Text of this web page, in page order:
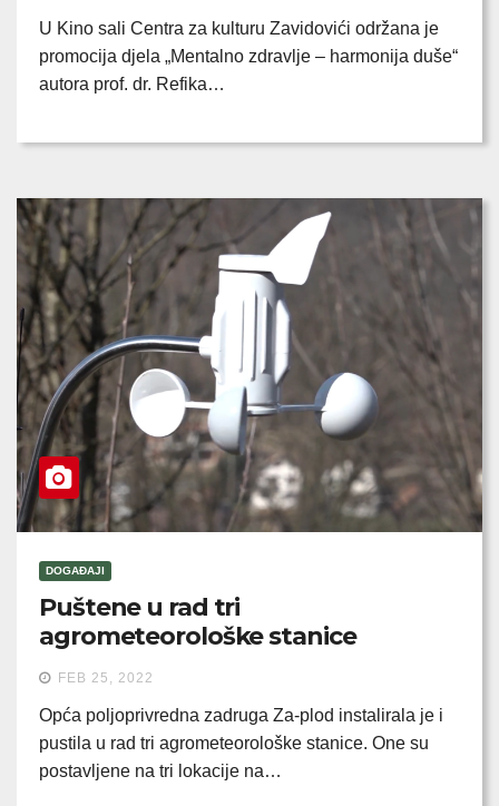
U Kino sali Centra za kulturu Zavidovići održana je
promocija djela „Mentalno zdravlje – harmonija duše“
autora prof. dr. Refika…
DOGAĐAJI
Puštene u rad tri
agrometeorološke stanice
FEB 25, 2022
Opća poljoprivredna zadruga Za-plod instalirala je i
pustila u rad tri agrometeorološke stanice. One su
postavljene na tri lokacije na…